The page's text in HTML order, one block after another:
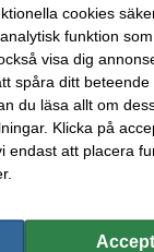
till10%med
från 123ink är lätt
eller bläck har extra
123ink
A4
90 g/m²
för endast
cookies
funktion
visa dig
spåra ditt
du läsa allt om
Klicka på
endast att placera